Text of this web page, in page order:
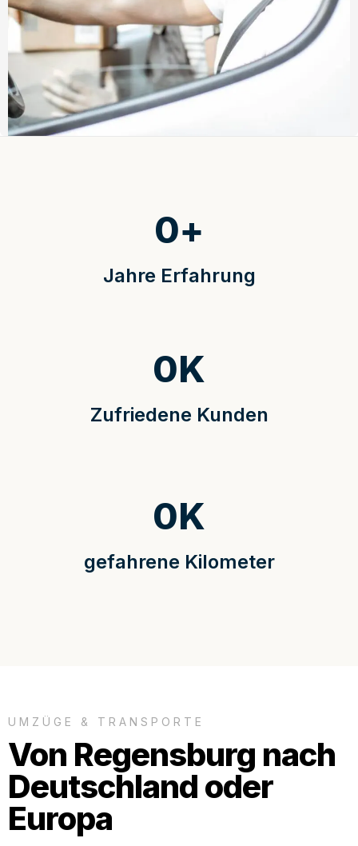
Jahre Erfahrung
0+
Zufriedene Kunden
0K
gefahrene Kilometer
0K
UMZÜGE & TRANSPORTE
Von Regensburg nach
Deutschland oder
Europa